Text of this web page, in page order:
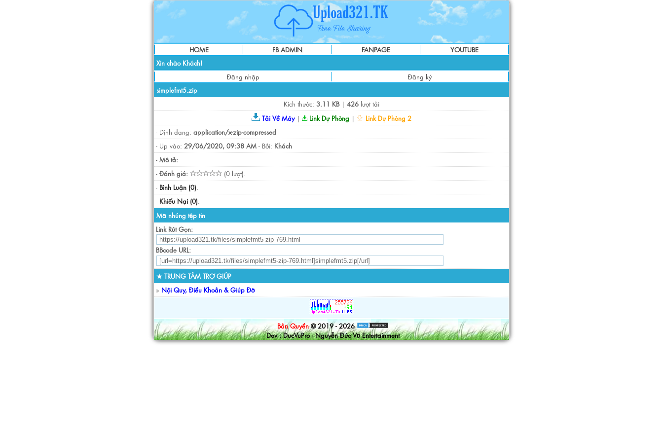
HOME FB ADMIN FANPAGE
YOUTUBE
Xin chào Khách!
Đăng nhập
Đăng ký
simplefmt5.zip
Kích thước: 3.11 KB| 426 lượt tải
Tải Về Máy| Link Dự Phòng |
Link Dự Phòng 2
- Định dạng: application/x-zip-compressed
- Up vào: 29/06/2020, 09:38 AM - Bởi: Khách
- Mô tả:
- Đánh giá:
(0 lượt).
- Bình Luận (0).
- Khiếu Nại (0).
Mã nhúng tệp tin
Link Rút Gọn:
BBcode URL:
★ TRUNG TÂM TRỢ GIÚP
» Nội Quy, Điều Khoản & Giúp Đỡ
Bản Quyền © 2019 - 2026
Dev : DucVuPro - Nguyễn Đức Vũ Entertainment